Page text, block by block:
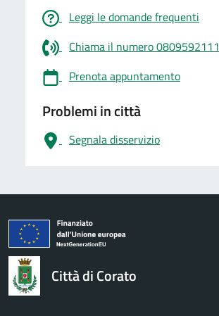
Leggi le domande frequenti
Chiama il numero 0809592111
Prenota appuntamento
Problemi in città
Segnala disservizio
logo Unione Europea
Città di Corato